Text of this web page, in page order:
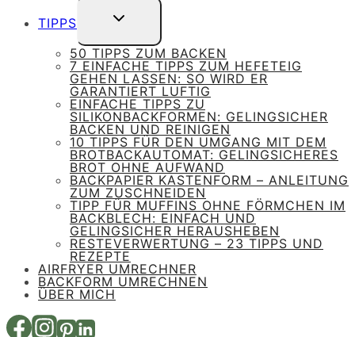
TIPPS
UNTERMENÜ
UMSCHALTEN
50 TIPPS ZUM BACKEN
7 EINFACHE TIPPS ZUM HEFETEIG
GEHEN LASSEN: SO WIRD ER
GARANTIERT LUFTIG
EINFACHE TIPPS ZU
SILIKONBACKFORMEN: GELINGSICHER
BACKEN UND REINIGEN
10 TIPPS FÜR DEN UMGANG MIT DEM
BROTBACKAUTOMAT: GELINGSICHERES
BROT OHNE AUFWAND
BACKPAPIER KASTENFORM – ANLEITUNG
ZUM ZUSCHNEIDEN
TIPP FÜR MUFFINS OHNE FÖRMCHEN IM
BACKBLECH: EINFACH UND
GELINGSICHER HERAUSHEBEN
RESTEVERWERTUNG – 23 TIPPS UND
REZEPTE
AIRFRYER UMRECHNER
BACKFORM UMRECHNEN
ÜBER MICH